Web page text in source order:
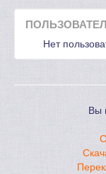
Нет
Вы